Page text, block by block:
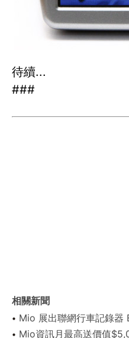
待續...
###
相關新聞
Mio 展出聯網行車記錄器
Mio資訊月最高送價值